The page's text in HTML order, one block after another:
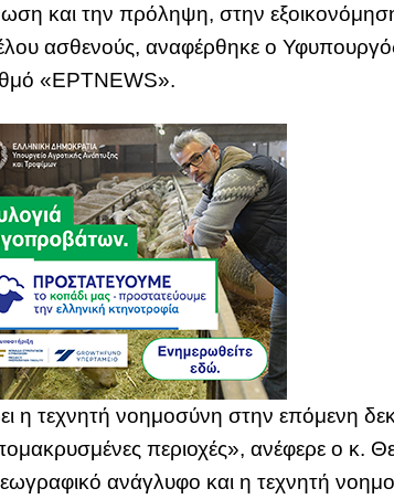
και την πρόληψη, στην
ασθενούς, αναφέρθηκε ο
«ΕΡΤNEWS».
η τεχνητή νοημοσύνη στην επόμενη
περιοχές», ανέφερε ο κ.
ανάγλυφο και η τεχνητή